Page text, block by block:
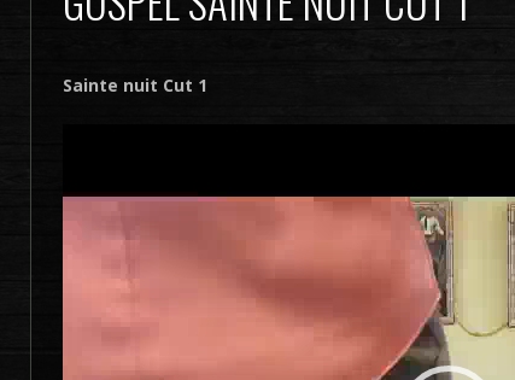
Sainte nuit Cut 1